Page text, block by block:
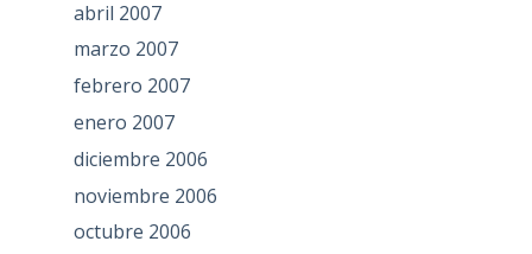
abril 2007
marzo 2007
febrero 2007
enero 2007
diciembre 2006
noviembre 2006
octubre 2006